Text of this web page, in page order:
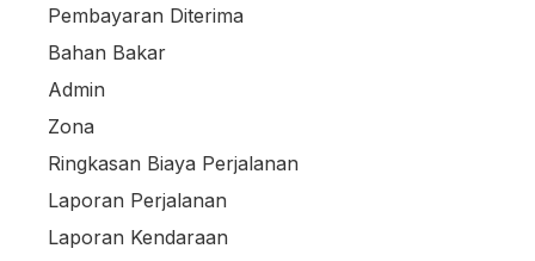
Pembayaran Diterima
Bahan Bakar
Admin
Zona
Ringkasan Biaya Perjalanan
Laporan Perjalanan
Laporan Kendaraan